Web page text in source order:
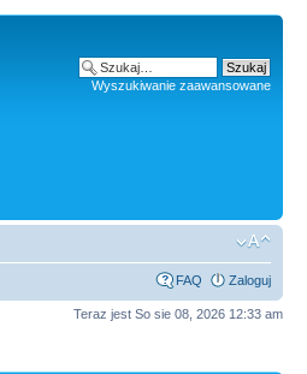
Wyszukiwanie zaawansowane
FAQ Zaloguj
Teraz jest So sie 08, 2026 12:33 am